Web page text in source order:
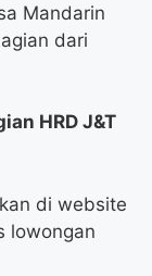
Mandarin
dari
HRD J&T
di website
lowongan